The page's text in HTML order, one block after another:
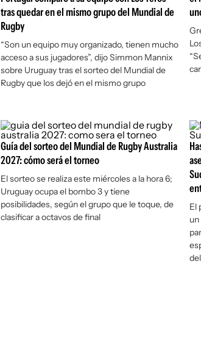
tras quedar en el mismo grupo del Mundial de
Rugby
“Son un equipo muy organizado, tienen mucho
acceso a sus jugadores”, dijo Simmon Mannix
sobre Uruguay tras el sorteo del Mundial de
Rugby que los dejó en el mismo grupo
Guía del sorteo del Mundial de Rugby Australia
2027: cómo será el torneo
El sorteo se realiza este miércoles a la hora 6;
Uruguay ocupa el bombo 3 y tiene
posibilidades, según el grupo que le toque, de
clasificar a octavos de final
El